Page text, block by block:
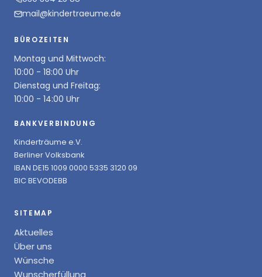
mail@kindertraeume.de
BÜROZEITEN
Montag und Mittwoch:
10:00 - 18:00 Uhr
Dienstag und Freitag:
10:00 - 14:00 Uhr
BANKVERBINDUNG
Kinderträume e.V.
Berliner Volksbank
IBAN DE15 1009 0000 5335 3120 09
BIC BEVODEBB
SITEMAP
Aktuelles
Über uns
Wünsche
Wunscherfüllung